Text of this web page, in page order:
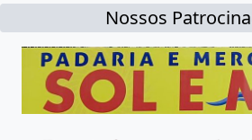
Nossos